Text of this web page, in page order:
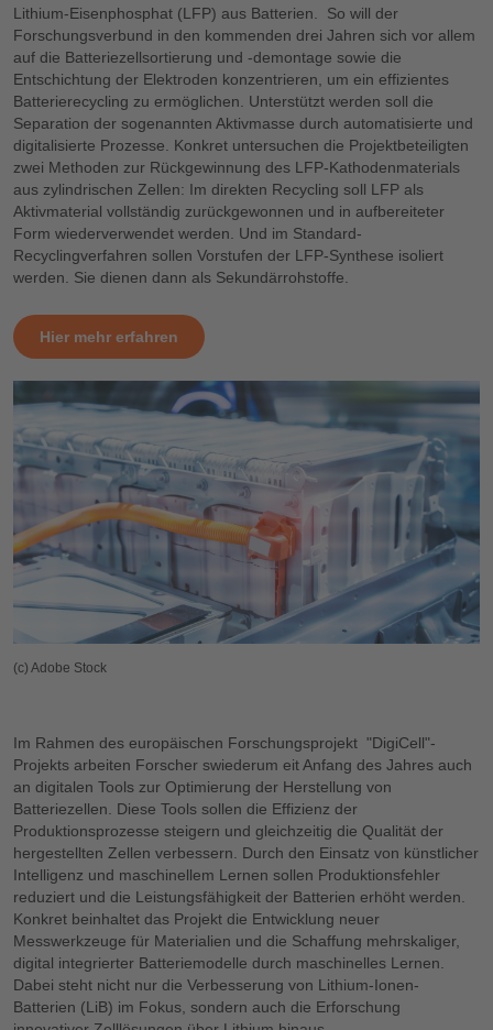
Lithium-Eisenphosphat (LFP) aus Batterien. So will der
Forschungsverbund in den kommenden drei Jahren sich vor allem
auf die Batteriezellsortierung und -demontage sowie die
Entschichtung der Elektroden konzentrieren, um ein effizientes
Batterierecycling zu ermöglichen. Unterstützt werden soll die
Separation der sogenannten Aktivmasse durch automatisierte und
digitalisierte Prozesse. Konkret untersuchen die Projektbeteiligten
zwei Methoden zur Rückgewinnung des LFP-Kathodenmaterials
aus zylindrischen Zellen: Im direkten Recycling soll LFP als
Aktivmaterial vollständig zurückgewonnen und in aufbereiteter
Form wiederverwendet werden. Und im Standard-
Recyclingverfahren sollen Vorstufen der LFP-Synthese isoliert
werden. Sie dienen dann als Sekundärrohstoffe.
Hier mehr erfahren
(c) Adobe Stock
Im Rahmen des europäischen Forschungsprojekt "DigiCell"-
Projekts arbeiten Forscher swiederum eit Anfang des Jahres auch
an digitalen Tools zur Optimierung der Herstellung von
Batteriezellen. Diese Tools sollen die Effizienz der
Produktionsprozesse steigern und gleichzeitig die Qualität der
hergestellten Zellen verbessern. Durch den Einsatz von künstlicher
Intelligenz und maschinellem Lernen sollen Produktionsfehler
reduziert und die Leistungsfähigkeit der Batterien erhöht werden.
Konkret beinhaltet das Projekt die Entwicklung neuer
Messwerkzeuge für Materialien und die Schaffung mehrskaliger,
digital integrierter Batteriemodelle durch maschinelles Lernen.
Dabei steht nicht nur die Verbesserung von Lithium-Ionen-
Batterien (LiB) im Fokus, sondern auch die Erforschung